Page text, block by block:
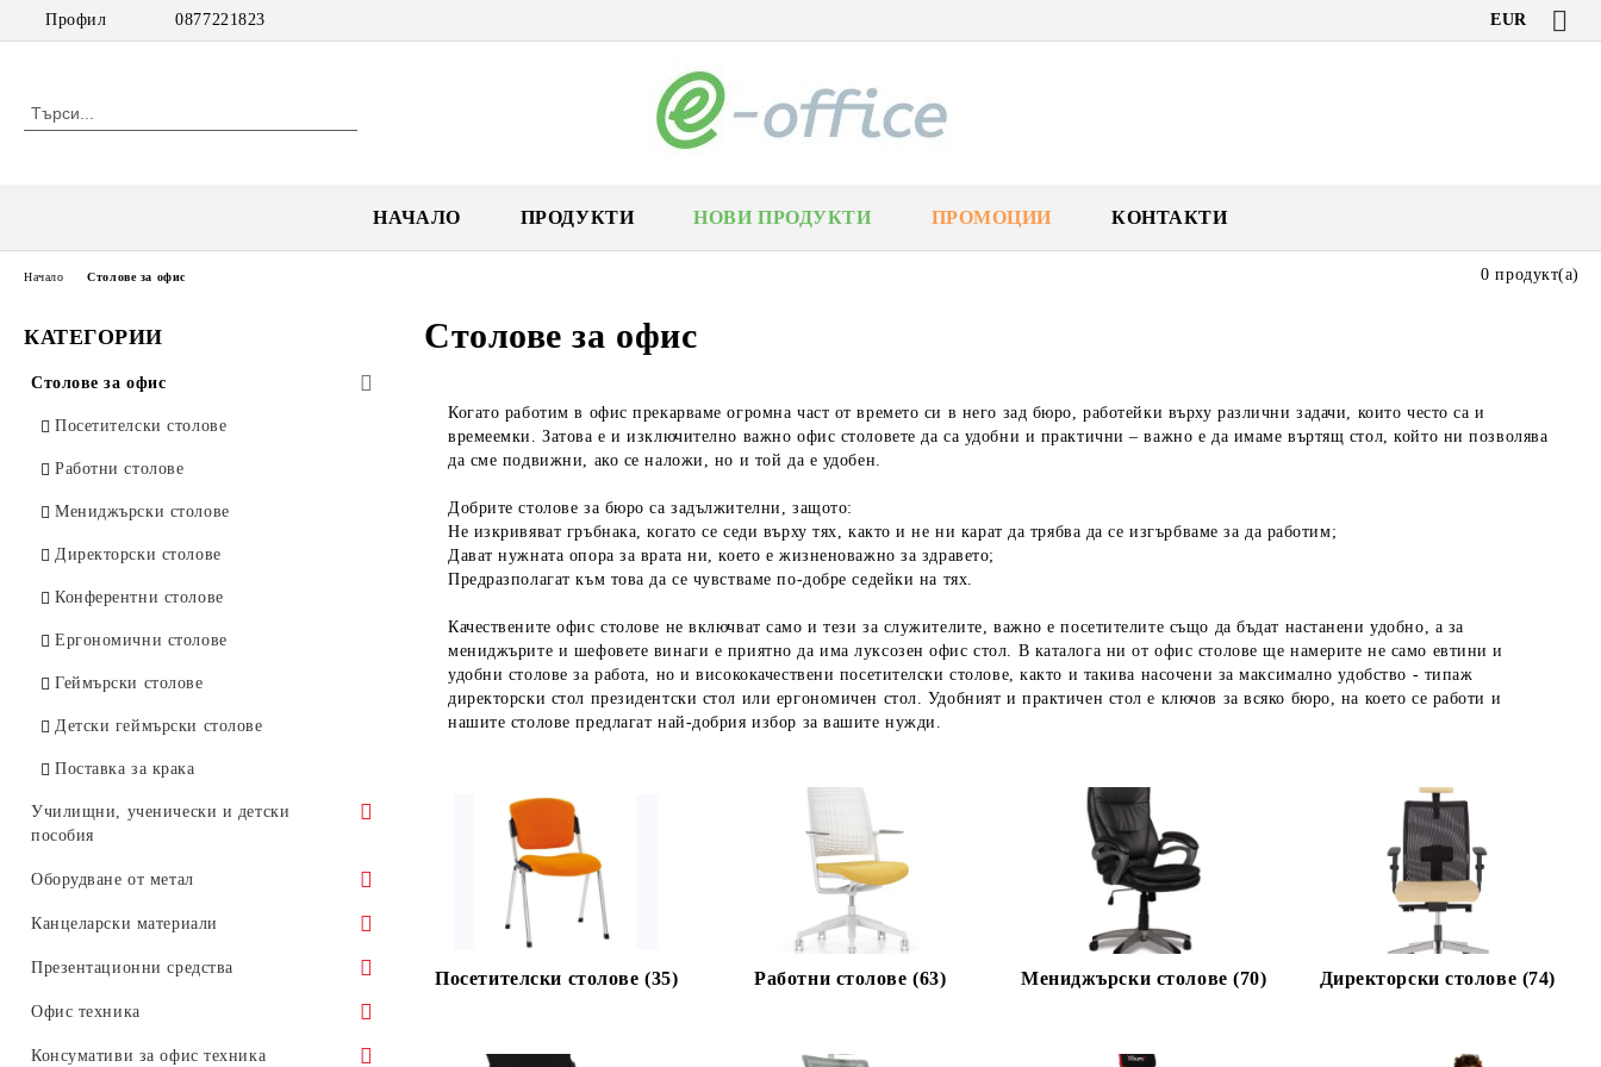
Профил 0877221823 EUR
НАЧАЛО ПРОДУКТИ НОВИ ПРОДУКТИ ПРОМОЦИИ КОНТАКТИ
КАТЕГОРИИ
Столове за офис
Посетителски столове
Работни столове
Мениджърски столове
Директорски столове
Конферентни столове
Ергономични столове
Геймърски столове
Детски геймърски столове
Пoставка за крака
Училищни, ученически и детски
пособия
Обзавеждане за училища
Ученически маси, чинове
Ученически столове
Учителски бюра
Меки модулни мебели и
Обзавеждане за детски градини
Шкафчета за детски градини
Игри с Емоции
Детски столчета
STEM образователни стикери за
експерименти
Оборудване от метал
Матални шкафове
Метални гардероби
Метални картотеки
Сейфове и метални каси
Канцеларски материали
Организация, архивиране и
Презентационни средства
Бели, магнитни и зелени дъски
Коркови и комбинирани табла
Офис техника
Машини за унищожаване на
Консумативи за офис техника
Начало Столове за офис
Столове за офис
Когато работим в офис прекарваме огромна част от времето си в него зад бюро, работейки върху различни задачи, които често са и
времеемки. Затова е и изключително важно офис столовете да са удобни и практични – важно е да имаме въртящ стол, който ни позволява
да сме подвижни, ако се наложи, но и той да е удобен.
Добрите столове за бюро са задължителни, защото:
Не изкривяват гръбнака, когато се седи върху тях, както и не ни карат да трябва да се изгърбваме за да работим;
Дават нужната опора за врата ни, което е жизненоважно за здравето;
Предразполагат към това да се чувстваме по-добре седейки на тях.
Качествените офис столове не включват само и тези за служителите, важно е посетителите също да бъдат настанени удобно, а за
мениджърите и шефовете винаги е приятно да има луксозен офис стол. В каталога ни от офис столове ще намерите не само евтини и
удобни столове за работа, но и висококачествени посетителски столове, както и такива насочени за максимално удобство - типаж
директорски стол президентски стол или ергономичен стол. Удобният и практичен стол е ключов за всяко бюро, на което се работи и
нашите столове предлагат най-добрия избор за вашите нужди.
Посетителски столове (35) Работни столове (63) Мениджърски столове (70) Директорски столове (74)
0 продукт(а)